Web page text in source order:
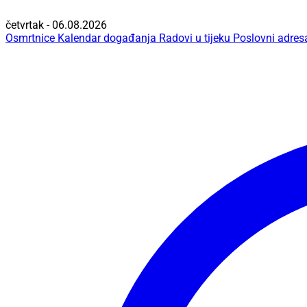
četvrtak - 06.08.2026
Osmrtnice Kalendar događanja Radovi u tijeku Poslovni